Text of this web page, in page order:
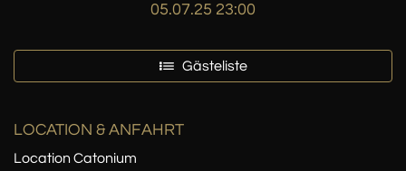
05.07.25 23:00
Gästeliste
LOCATION & ANFAHRT
Location Catonium